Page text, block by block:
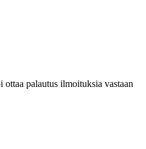
palautus ilmoituksia vastaan